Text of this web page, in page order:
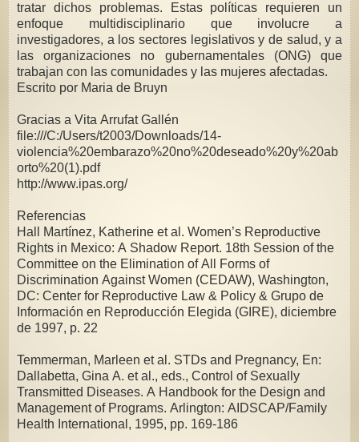
tratar dichos problemas. Estas políticas requieren un
enfoque multidisciplinario que involucre a
investigadores, a los sectores legislativos y de salud, y a
las organizaciones no gubernamentales (ONG) que
trabajan con las comunidades y las mujeres afectadas.
Escrito por Maria de Bruyn
Gracias a Vita Arrufat Gallén
file:///C:/Users/t2003/Downloads/14-
violencia%20embarazo%20no%20deseado%20y%20ab
orto%20(1).pdf
http://www.ipas.org/
Referencias
Hall Martínez, Katherine et al. Women’s Reproductive
Rights in Mexico: A Shadow Report. 18th Session of the
Committee on the Elimination of All Forms of
Discrimination Against Women (CEDAW), Washington,
DC: Center for Reproductive Law & Policy & Grupo de
Información en Reproducción Elegida (GIRE), diciembre
de 1997, p. 22
Temmerman, Marleen et al. STDs and Pregnancy, En:
Dallabetta, Gina A. et al., eds., Control of Sexually
Transmitted Diseases. A Handbook for the Design and
Management of Programs. Arlington: AIDSCAP/Family
Health International, 1995, pp. 169-186